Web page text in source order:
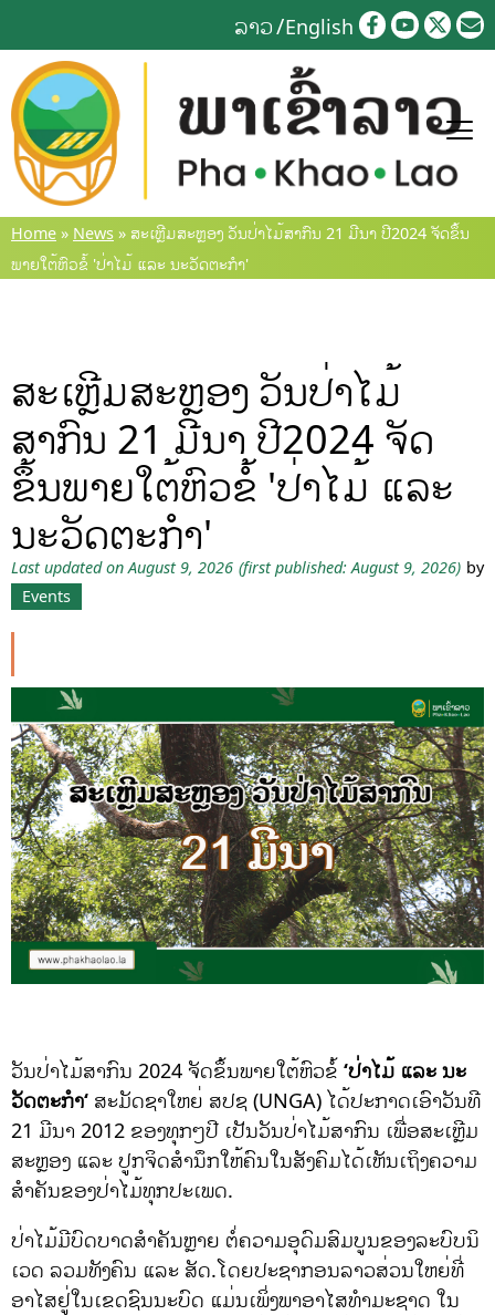
to
content
ລາວ English
Home » News » ສະເຫຼີມສະຫຼອງ ວັນປ່າໄມ້ສາກົນ 21 ມີນາ ປີ2024 ຈັດຂຶ້ນ
ພາຍໃຕ້ຫົວຂໍ້ 'ປ່າໄມ້ ແລະ ນະວັດຕະກໍາ'
ສະເຫຼີມສະຫຼອງ ວັນປ່າໄມ້
ສາກົນ 21 ມີນາ ປີ2024 ຈັດ
ຂຶ້ນພາຍໃຕ້ຫົວຂໍ້ 'ປ່າໄມ້ ແລະ
ນະວັດຕະກໍາ'
Last updated on August 9, 2026 (first published: August 9, 2026) by
Events
ວັນປ່າໄມ້ສາກົນ 2024 ຈັດຂຶ້ນພາຍໃຕ້ຫົວຂໍ້ ‘ປ່າໄມ້ ແລະ ນະ
ວັດຕະກໍາ‘ ສະມັດຊາໃຫຍ່ ສປຊ (UNGA) ໄດ້ປະກາດເອົາວັນທີ
21 ມີນາ 2012 ຂອງທຸກໆປີ ເປັນວັນປ່າໄມ້ສາກົນ ເພື່ອສະເຫຼີມ
ສະຫຼອງ ແລະ ປູກຈິດສຳນຶກໃຫ້ຄົນໃນສັງຄົມໄດ້ເຫັນເຖິງຄວາມ
ສຳຄັນຂອງປ່າໄມ້ທຸກປະເພດ.
ປ່າໄມ້ມີບົດບາດສຳຄັນຫຼາຍ ຕໍ່ຄວາມອຸດົມສົມບູນຂອງລະບົບນິ
ເວດ ລວມທັງຄົນ ແລະ ສັດ.ໂດຍປະຊາກອນລາວສ່ວນໃຫຍ່ທີ່
ອາໄສຢູ່ໃນເຂດຊົນນະບົດ ແມ່ນເພິ່ງພາອາໄສທຳມະຊາດ ໃນ